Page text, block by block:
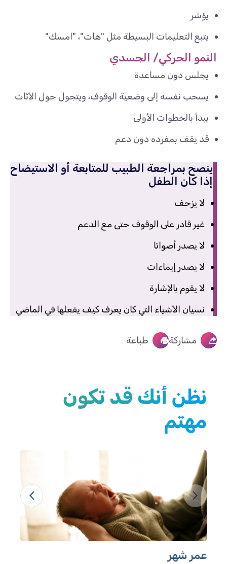
يؤشر
يتبع التعليمات البسيطة مثل "هات"، "امسك"
النمو الحركي/ الجسدي
يجلس دون مساعدة
يسحب نفسه إلى وضعية الوقوف، ويتجول حول الأثاث
يبدأ بالخطوات الأولى
قد يقف بمفرده دون دعم
ينصح بمراجعة الطبيب للمتابعة أو الاستيضاح
إذا كان الطفل
لا يزحف
غير قادر على الوقوف حتى مع الدعم
لا يصدر أصواتا
لا يصدر إيماءات
لا يقوم بالإشارة
نسيان الأشياء التي كان يعرف كيف يفعلها في الماضي
مشاركة طباعة
نظن أنك قد تكون
مهتم
عمر شهر